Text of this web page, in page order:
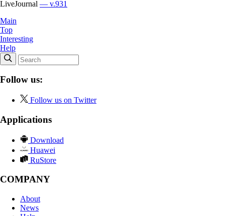
LiveJournal — v.931
Main
Top
Interesting
Help
Follow us:
Follow us on Twitter
Applications
Download
Huawei
RuStore
COMPANY
About
News